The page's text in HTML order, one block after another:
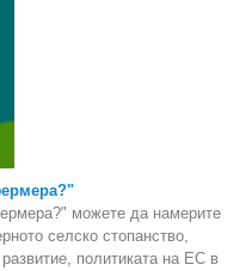
можете да намерите
селско стопанство,
политиката на ЕС в